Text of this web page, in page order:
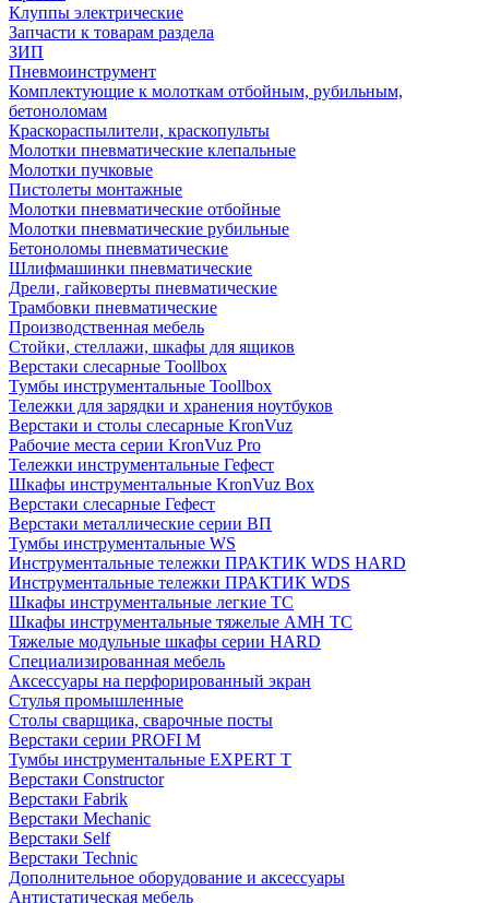
Клуппы электрические
Запчасти к товарам раздела
ЗИП
Пневмоинструмент
Комплектующие к молоткам отбойным, рубильным,
бетоноломам
Краскораспылители, краскопульты
Молотки пневматические клепальные
Молотки пучковые
Пистолеты монтажные
Молотки пневматические отбойные
Молотки пневматические рубильные
Бетоноломы пневматические
Шлифмашинки пневматические
Дрели, гайковерты пневматические
Трамбовки пневматические
Производственная мебель
Стойки, стеллажи, шкафы для ящиков
Верстаки слесарные Toollbox
Тумбы инструментальные Toollbox
Тележки для зарядки и хранения ноутбуков
Верстаки и столы слесарные KronVuz
Рабочие места серии KronVuz Pro
Тележки инструментальные Гефест
Шкафы инструментальные KronVuz Box
Верстаки слесарные Гефест
Верстаки металлические серии ВП
Тумбы инструментальные WS
Инструментальные тележки ПРАКТИК WDS HARD
Инструментальные тележки ПРАКТИК WDS
Шкафы инструментальные легкие ТС
Шкафы инструментальные тяжелые AMH TC
Тяжелые модульные шкафы серии HARD
Cпециализированная мебель
Аксессуары на перфорированный экран
Стулья промышленные
Столы сварщика, сварочные посты
Верстаки серии PROFI M
Тумбы инструментальные EXPERT T
Верстаки Constructor
Верстаки Fabrik
Верстаки Mechanic
Верстаки Self
Верстаки Technic
Дополнительное оборудование и аксессуары
Антистатическая мебель